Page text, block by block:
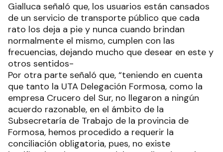
Gialluca señaló que, los usuarios están cansados
de un servicio de transporte público que cada
rato los deja a pie y nunca cuando brindan
normalmente el mismo, cumplen con las
frecuencias, dejando mucho que desear en este y
otros sentidos-
Por otra parte señaló que, “teniendo en cuenta
que tanto la UTA Delegación Formosa, como la
empresa Crucero del Sur, no llegaron a ningún
acuerdo razonable, en el ámbito de la
Subsecretaría de Trabajo de la provincia de
Formosa, hemos procedido a requerir la
conciliación obligatoria, pues, no existe